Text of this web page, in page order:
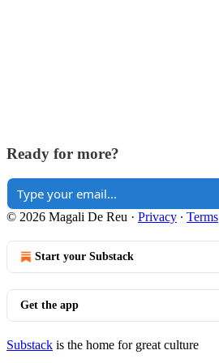
Ready for more?
© 2026 Magali De Reu · Privacy ∙ Terms
Start your Substack
Get the app
Substack is the home for great culture